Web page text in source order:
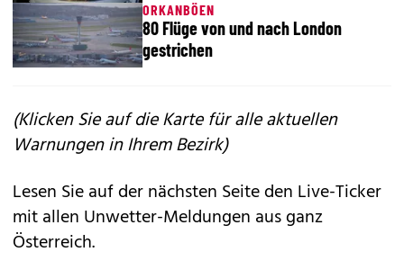
ORKANBÖEN
80 Flüge von und nach London
gestrichen
(Klicken Sie auf die Karte für alle aktuellen
Warnungen in Ihrem Bezirk)
Lesen Sie auf der nächsten Seite den Live-Ticker
mit allen Unwetter-Meldungen aus ganz
Österreich.